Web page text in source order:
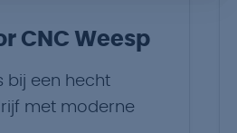
CNC Weesp
bij een hecht
met moderne